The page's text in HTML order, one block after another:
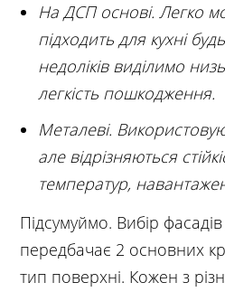
На ДСП основі. Легко
підходить для кухні
недоліків виділимо
легкість пошкодження.
Металеві.
але відрізняються
температур,
Підсумуймо. Вибір фасадів
передбачає 2 основних
тип поверхні. Кожен з